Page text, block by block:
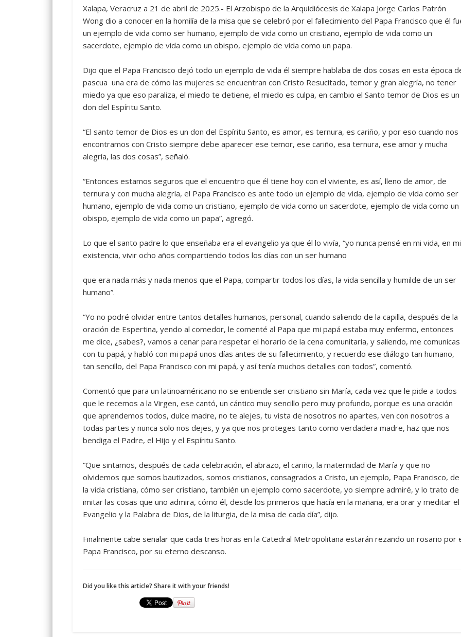
Xalapa, Veracruz a 21 de abril de 2025.- El Arzobispo de la Arquidiócesis de Xalapa Jorge Carlos Patrón
Wong dio a conocer en la homilía de la misa que se celebró por el fallecimiento del Papa Francisco que él
un ejemplo de vida como ser humano, ejemplo de vida como un cristiano, ejemplo de vida como un
sacerdote, ejemplo de vida como un obispo, ejemplo de vida como un papa.
Dijo que el Papa Francisco dejó todo un ejemplo de vida él siempre hablaba de dos cosas en esta época
pascua una era de cómo las mujeres se encuentran con Cristo Resucitado, temor y gran alegría, no tener
miedo ya que eso paraliza, el miedo te detiene, el miedo es culpa, en cambio el Santo temor de Dios es un
don del Espíritu Santo.
“El santo temor de Dios es un don del Espíritu Santo, es amor, es ternura, es cariño, y por eso cuando nos
encontramos con Cristo siempre debe aparecer ese temor, ese cariño, esa ternura, ese amor y mucha
alegría, las dos cosas”, señaló.
“Entonces estamos seguros que el encuentro que él tiene hoy con el viviente, es así, lleno de amor, de
ternura y con mucha alegría, el Papa Francisco es ante todo un ejemplo de vida, ejemplo de vida como ser
humano, ejemplo de vida como un cristiano, ejemplo de vida como un sacerdote, ejemplo de vida como un
obispo, ejemplo de vida como un papa”, agregó.
Lo que el santo padre lo que enseñaba era el evangelio ya que él lo vivía, “yo nunca pensé en mi vida, en mi
existencia, vivir ocho años compartiendo todos los días con un ser humano
que era nada más y nada menos que el Papa, compartir todos los días, la vida sencilla y humilde de un ser
humano”.
“Yo no podré olvidar entre tantos detalles humanos, personal, cuando saliendo de la capilla, después de la
oración de Espertina, yendo al comedor, le comenté al Papa que mi papá estaba muy enfermo, entonces
me dice, ¿sabes?, vamos a cenar para respetar el horario de la cena comunitaria, y saliendo, me comunicas
con tu papá, y habló con mi papá unos días antes de su fallecimiento, y recuerdo ese diálogo tan humano,
tan sencillo, del Papa Francisco con mi papá, y así tenía muchos detalles con todos”, comentó.
Comentó que para un latinoaméricano no se entiende ser cristiano sin María, cada vez que le pide a todos
que le recemos a la Virgen, ese cantó, un cántico muy sencillo pero muy profundo, porque es una oración
que aprendemos todos, dulce madre, no te alejes, tu vista de nosotros no apartes, ven con nosotros a
todas partes y nunca solo nos dejes, y ya que nos proteges tanto como verdadera madre, haz que nos
bendiga el Padre, el Hijo y el Espíritu Santo.
“Que sintamos, después de cada celebración, el abrazo, el cariño, la maternidad de María y que no
olvidemos que somos bautizados, somos cristianos, consagrados a Cristo, un ejemplo, Papa Francisco, de
la vida cristiana, cómo ser cristiano, también un ejemplo como sacerdote, yo siempre admiré, y lo trato de
imitar las cosas que uno admira, cómo él, desde los primeros que hacía en la mañana, era orar y meditar el
Evangelio y la Palabra de Dios, de la liturgia, de la misa de cada día”, dijo.
Finalmente cabe señalar que cada tres horas en la Catedral Metropolitana estarán rezando un rosario por
Papa Francisco, por su eterno descanso.
Did you like this article? Share it with your friends!